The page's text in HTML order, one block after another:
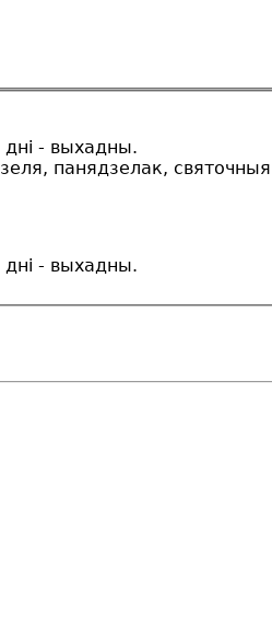
- выхадны.
панядзелак, святочныя
- выхадны.